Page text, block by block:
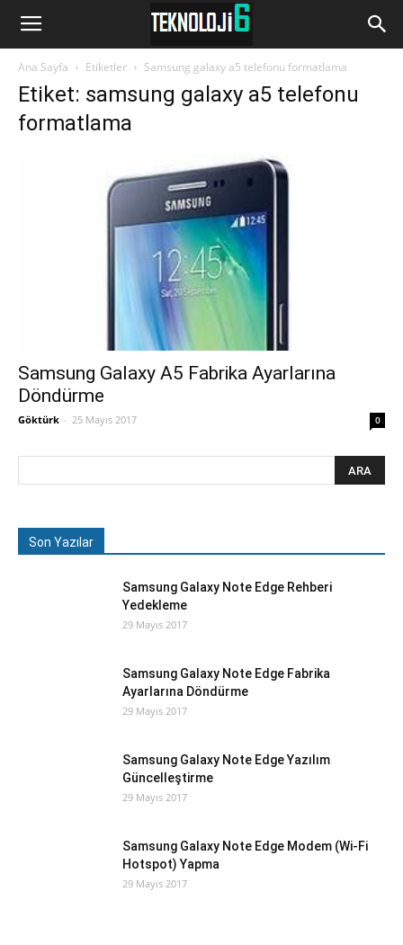
www.Teknoloji6.com
Ana Sayfa Etiketler Samsung galaxy a5 telefonu formatlama
Etiket: samsung galaxy a5 telefonu
formatlama
Samsung Galaxy A5 Fabrika Ayarlarına
Döndürme
Göktürk - 25 Mayıs 2017 0
Son Yazılar
Samsung Galaxy Note Edge Rehberi
Yedekleme
29 Mayıs 2017
Samsung Galaxy Note Edge Fabrika
Ayarlarına Döndürme
29 Mayıs 2017
Samsung Galaxy Note Edge Yazılım
Güncelleştirme
29 Mayıs 2017
Samsung Galaxy Note Edge Modem (Wi-Fi
Hotspot) Yapma
29 Mayıs 2017